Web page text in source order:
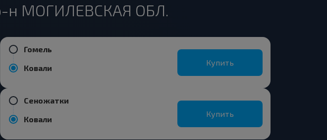
н МОГИЛЕВСКАЯ ОБЛ.
Гомель
Ковали
Купить
Сеножатки
Ковали
Купить